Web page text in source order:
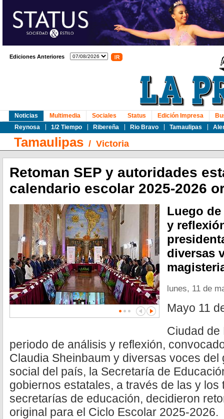
Ediciones Anteriores
Noticias
Reynosa
1/2 Tiempo Ribereña Rio Bravo Tamaulipas
Multimedia Sociales Status Edición Impresa
Tamaulipas / Victoria
Retoman SEP y autoridades
calendario escolar 2025-2026
Luego
y
diversas
lunes, 11 de
Mayo 11
Ciudad de
periodo de análisis y reflexión,
Claudia Sheinbaum y diversas voces del
social del país, la Secretaría de
gobiernos estatales, a través de las y los
secretarías de educación, decidieron
original para el Ciclo Escolar 2025-2026.